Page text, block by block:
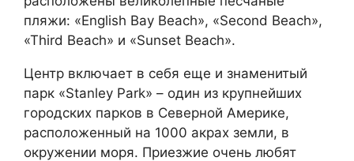
пляжи: «English Bay Beach», «Second Beach»,
«Third Beach» и «Sunset Beach».
Центр включает в себя еще и знаменитый
парк «Stanley Park» – один из крупнейших
городских парков в Северной Америке,
расположенный на 1000 акрах земли, в
окружении моря. Приезжие очень любят